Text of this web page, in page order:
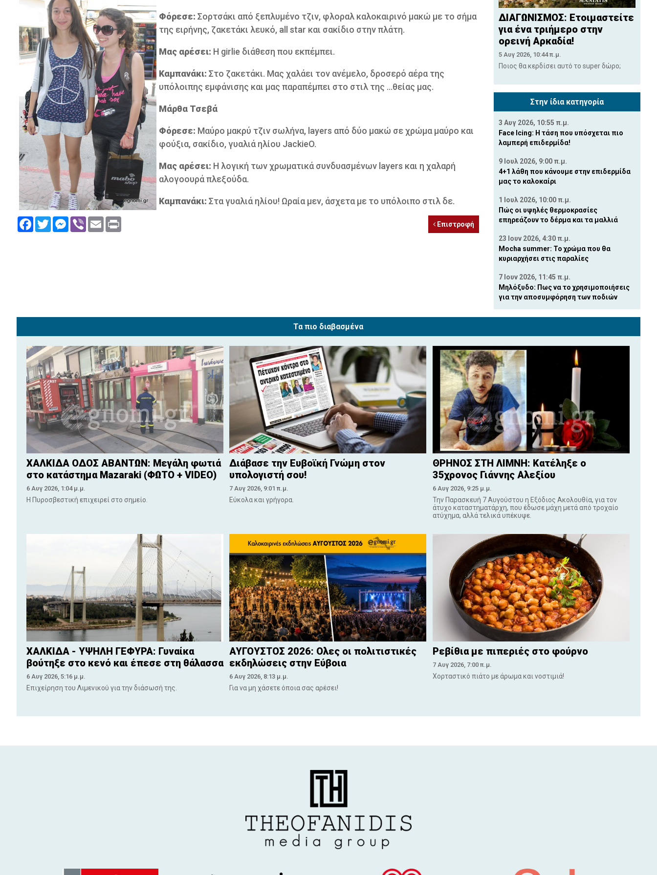
Φόρεσε: Σορτσάκι από ξεπλυμένο τζιν, φλοραλ καλοκαιρινό μακώ με το σήμα
της ειρήνης, ζακετάκι λευκό, all star και σακίδιο στην πλάτη.
Μας αρέσει: Η girlie διάθεση που εκπέμπει.
Καμπανάκι: Στο ζακετάκι. Μας χαλάει τον ανέμελο, δροσερό αέρα της
υπόλοιπης εμφάνισης και μας παραπέμπει στο στιλ της ...θείας μας.
Μάρθα Τσεβά
Φόρεσε: Μαύρο μακρύ τζιν σωλήνα, layers από δύο μακώ σε χρώμα μαύρο και
φούξια, σακίδιο, γυαλιά ηλίου JackieO.
Μας αρέσει: Η λογική των χρωματικά συνδυασμένων layers και η χαλαρή
αλογοουρά πλεξούδα.
Καμπανάκι: Στα γυαλιά ηλίου! Ωραία μεν, άσχετα με το υπόλοιπο στιλ δε.
FacebookTwitterMessenger
Viber Email Print Επιστροφή
ΔΙΑΓΩΝΙΣΜΟΣ: Ετοιμαστείτε
για ένα τριήμερο στην
ορεινή Αρκαδία!
5 Αυγ 2026, 10:44 π.μ.
Ποιος θα κερδίσει αυτό το super δώρο;
Στην ίδια κατηγορία
3 Αυγ 2026, 10:55 π.μ.
Face Icing: Η τάση που υπόσχεται πιο
λαμπερή επιδερμίδα!
9 Ιουλ 2026, 9:00 π.μ.
4+1 λάθη που κάνουμε στην επιδερμίδα
μας το καλοκαίρι
1 Ιουλ 2026, 10:00 π.μ.
Πώς οι υψηλές θερμοκρασίες
επηρεάζουν το δέρμα και τα μαλλιά
23 Ιουν 2026, 4:30 π.μ.
Mocha summer: Το χρώμα που θα
κυριαρχήσει στις παραλίες
7 Ιουν 2026, 11:45 π.μ.
Μηλόξυδο: Πως να το χρησιμοποιήσεις
για την αποσυμφόρηση των ποδιών
Τα πιο διαβασμένα
ΧΑΛΚΙΔΑ ΟΔΟΣ ΑΒΑΝΤΩΝ: Μεγάλη φωτιά
στο κατάστημα Mazaraki (ΦΩΤΟ + VIDEO)
6 Αυγ 2026, 1:04 μ.μ.
Η Πυροσβεστική επιχειρεί στο σημείο.
Διάβασε την Ευβοϊκή Γνώμη στον
υπολογιστή σου!
7 Αυγ 2026, 9:01 π.μ.
Εύκολα και γρήγορα.
ΘΡΗΝΟΣ ΣΤΗ ΛΙΜΝΗ: Κατέληξε ο
35χρονος Γιάννης Αλεξίου
6 Αυγ 2026, 9:25 μ.μ.
Την Παρασκευή 7 Αυγούστου η Εξόδιος Ακολουθία, για τον
άτυχο καταστηματάρχη, που έδωσε μάχη μετά από τροχαίο
ατύχημα, αλλά τελικά υπέκυψε.
ΧΑΛΚΙΔΑ - ΥΨΗΛΗ ΓΕΦΥΡΑ: Γυναίκα
βούτηξε στο κενό και έπεσε στη θάλασσα
6 Αυγ 2026, 5:16 μ.μ.
Επιχείρηση του Λιμενικού για την διάσωσή της.
ΑΥΓΟΥΣΤΟΣ 2026: Ολες οι πολιτιστικές
εκδηλώσεις στην Εύβοια
6 Αυγ 2026, 8:13 μ.μ.
Για να μη χάσετε όποια σας αρέσει!
Ρεβίθια με πιπεριές στο φούρνο
7 Αυγ 2026, 7:00 π.μ.
Χορταστικό πιάτο με άρωμα και νοστιμιά!